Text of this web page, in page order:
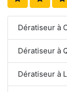
Dératiseur à
Dératiseur à
Dératiseur à